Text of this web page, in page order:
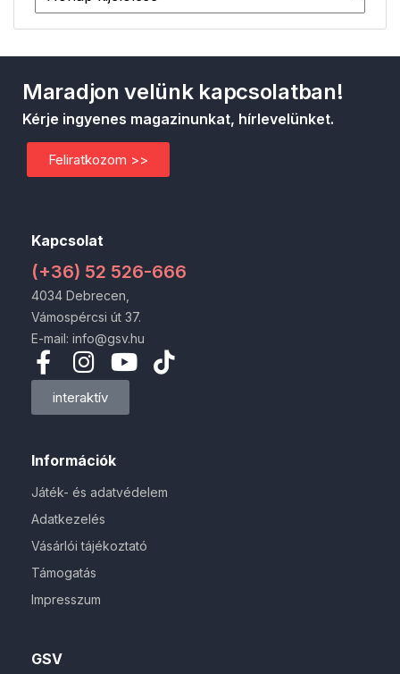
GSV
Információk
Játék- és adatvédelem
Adatkezelés
Vásárlói tájékoztató
Támogatás
Impresszum
Kapcsolat
(+36) 52 526-666
4034 Debrecen,
Vámospércsi út 37.
E-mail: info@gsv.hu
interaktív
Maradjon velünk kapcsolatban!
Kérje ingyenes magazinunkat, hírlevelünket.
Feliratkozom >>